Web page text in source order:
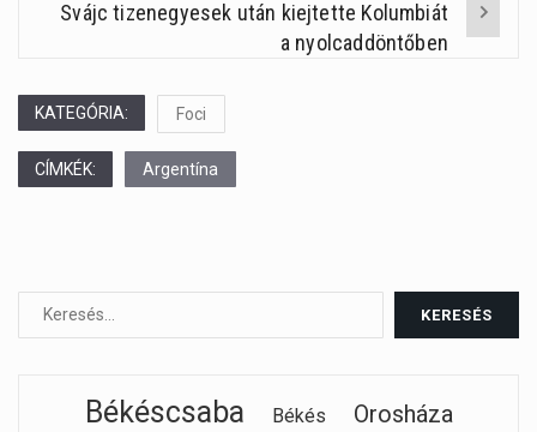
Svájc tizenegyesek után kiejtette Kolumbiát
a nyolcaddöntőben
KATEGÓRIA: Foci
CÍMKÉK: Argentína
Békéscsaba Békés
Orosháza